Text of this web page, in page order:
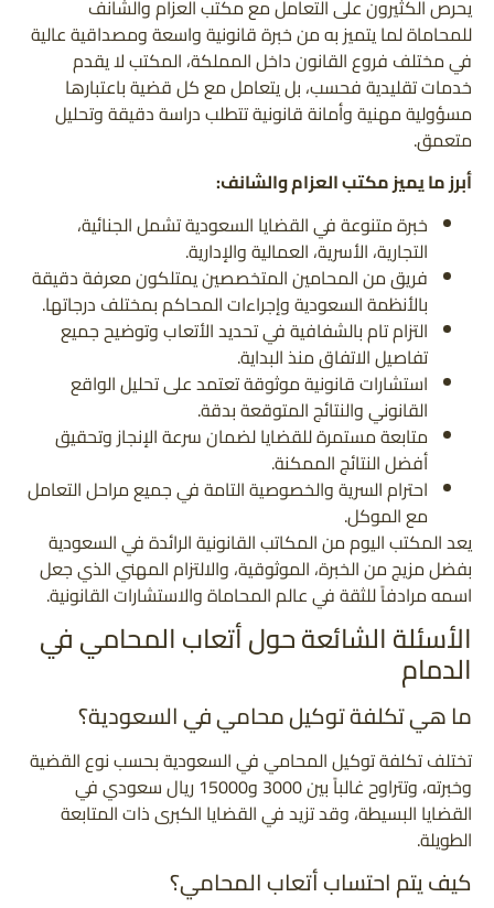
يحرص الكثيرون على التعامل مع مكتب العزام والشانف
للمحاماة لما يتميز به من خبرة قانونية واسعة ومصداقية عالية
في مختلف فروع القانون داخل المملكة، المكتب لا يقدم
خدمات تقليدية فحسب، بل يتعامل مع كل قضية باعتبارها
مسؤولية مهنية وأمانة قانونية تتطلب دراسة دقيقة وتحليل
متعمق.
أبرز ما يميز مكتب العزام والشانف:
خبرة متنوعة في القضايا السعودية تشمل الجنائية،
التجارية، الأسرية، العمالية والإدارية.
فريق من المحامين المتخصصين يمتلكون معرفة دقيقة
بالأنظمة السعودية وإجراءات المحاكم بمختلف درجاتها.
التزام تام بالشفافية في تحديد الأتعاب وتوضيح جميع
تفاصيل الاتفاق منذ البداية.
استشارات قانونية موثوقة تعتمد على تحليل الواقع
القانوني والنتائج المتوقعة بدقة.
متابعة مستمرة للقضايا لضمان سرعة الإنجاز وتحقيق
أفضل النتائج الممكنة.
احترام السرية والخصوصية التامة في جميع مراحل التعامل
مع الموكل.
يعد المكتب اليوم من المكاتب القانونية الرائدة في السعودية
بفضل مزيج من الخبرة، الموثوقية، والالتزام المهني الذي جعل
اسمه مرادفاً للثقة في عالم المحاماة والاستشارات القانونية.
الأسئلة الشائعة حول أتعاب المحامي في
الدمام
ما هي تكلفة توكيل محامي في السعودية؟
تختلف تكلفة توكيل المحامي في السعودية بحسب نوع القضية
وخبرته، وتتراوح غالباً بين 3000 و15000 ريال سعودي في
القضايا البسيطة، وقد تزيد في القضايا الكبرى ذات المتابعة
الطويلة.
كيف يتم احتساب أتعاب المحامي؟